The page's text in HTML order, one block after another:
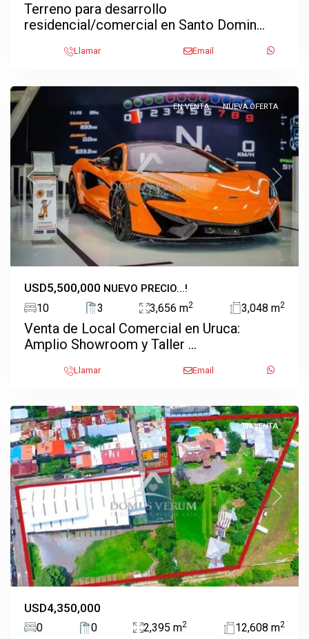
Terreno para desarrollo
residencial/comercial en Santo Domin...
Llamar Email
Previous Next
EN VENTA NUEVA OFERTA
USD5,500,000 NUEVO PRECIO...!
10 3 3,656 m2 3,048 m2
Venta de Local Comercial en Uruca:
Amplio Showroom y Taller ...
Llamar Email
San
Joaquin,
Previous Next
EN VENTA
USD4,350,000
0 0 2,395 m2 12,608 m2